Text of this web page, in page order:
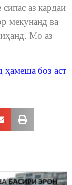
аз кардаи
мекунанд ва
Мо аз
ҳамеша боз аст